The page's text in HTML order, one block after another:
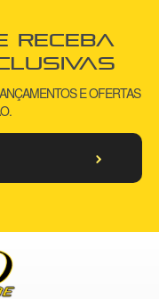
receba
E OFERTAS